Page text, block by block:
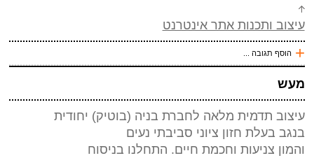
עיצוב ותכנות אתר אינטרנט
+ הוסף תגובה ...
*מייל (אף אחד לא יראה אותו)(חובה)
אתר
מעש
עיצוב תדמית מלאה לחברת בניה (בוטיק) יחודית
בנגב בעלת חזון ציוני סביבתי נעים
והמון צניעות וחכמת חיים. התחלנו בניסוח